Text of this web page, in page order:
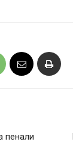
пенали